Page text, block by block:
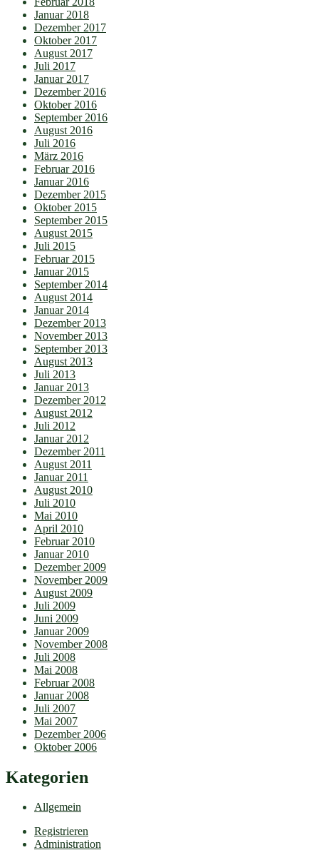
Januar 2018
Dezember 2017
Oktober 2017
August 2017
Juli 2017
Januar 2017
Dezember 2016
Oktober 2016
September 2016
August 2016
Juli 2016
März 2016
Februar 2016
Januar 2016
Dezember 2015
Oktober 2015
September 2015
August 2015
Juli 2015
Februar 2015
Januar 2015
September 2014
August 2014
Januar 2014
Dezember 2013
November 2013
September 2013
August 2013
Juli 2013
Januar 2013
Dezember 2012
August 2012
Juli 2012
Januar 2012
Dezember 2011
August 2011
Januar 2011
August 2010
Juli 2010
Mai 2010
April 2010
Februar 2010
Januar 2010
Dezember 2009
November 2009
August 2009
Juli 2009
Juni 2009
Januar 2009
November 2008
Juli 2008
Mai 2008
Februar 2008
Januar 2008
Juli 2007
Mai 2007
Dezember 2006
Oktober 2006
Kategorien
Allgemein
Registrieren
Administration